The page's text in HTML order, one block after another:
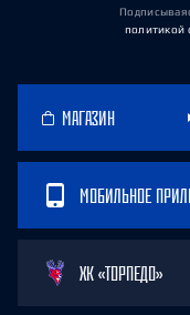
политикой
МАГАЗИН
МОБИЛЬНОЕ
ХК «ТОРПЕДО»